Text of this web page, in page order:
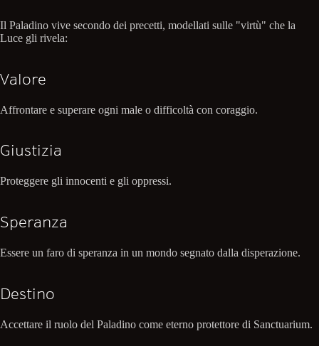
Il Paladino vive secondo dei precetti, modellati sulle "virtù" che la
Luce gli rivela:
Valore
Affrontare e superare ogni male o difficoltà con coraggio.
Giustizia
Proteggere gli innocenti e gli oppressi.
Speranza
Essere un faro di speranza in un mondo segnato dalla disperazione.
Destino
Accettare il ruolo del Paladino come eterno protettore di Sanctuarium.